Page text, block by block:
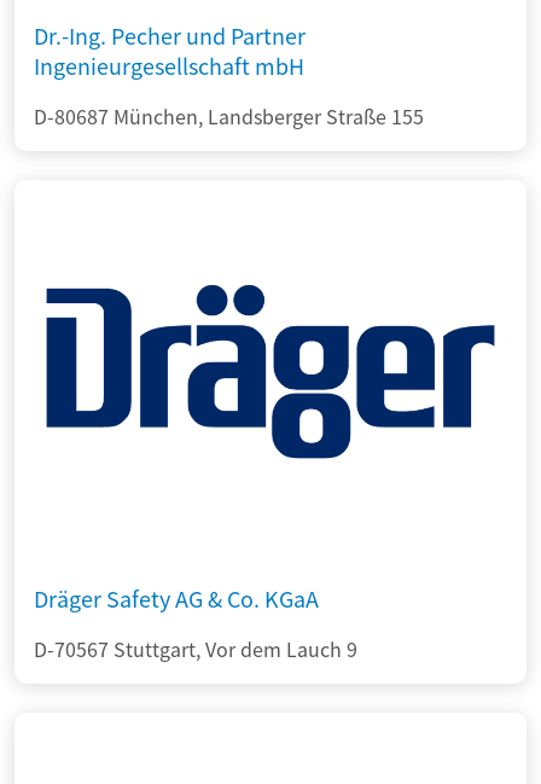
Dr.-Ing. Pecher und Partner
Ingenieurgesellschaft mbH
D-80687 München, Landsberger Straße 155
Dräger Safety AG & Co. KGaA
D-70567 Stuttgart, Vor dem Lauch 9